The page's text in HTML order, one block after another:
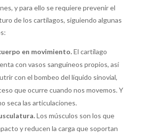
y para ello se requiere prevenir el
de los cartílagos, siguiendo algunas
en movimiento.El cartílago
con vasos sanguíneos propios, así
con el bombeo del líquido sinovial,
que ocurre cuando nos movemos. Y
seca las articulaciones.
Los músculos son los que
y reducen la carga que soportan